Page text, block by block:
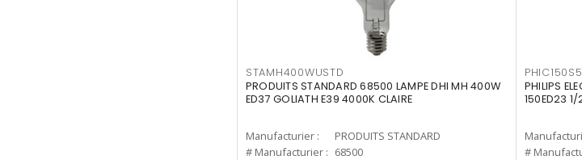
STAMH400WUSTD
PRODUITS STANDARD 68500 LAMPE DHI MH 400W
ED37 GOLIATH E39 4000K CLAIRE
Manufacturier :
PRODUITS STANDARD
# Manufacturier : 68500
PHILIPS
150ED23 1/
#